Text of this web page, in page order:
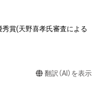
本アイテムの作成者によっ
アイテムを保有していたと
有することを意味しませ
を超えた行為、知的財産権を
賞(天野喜孝氏審査による
原画(声の出演 山寺宏一様)
翻訳（AI）を表示